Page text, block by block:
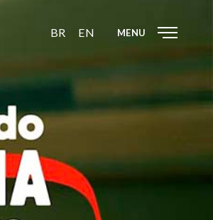
BR EN MENU